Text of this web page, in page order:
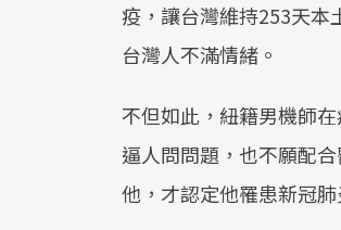
疫，讓台灣維持253天本
台灣人不滿情緒。
不但如此，紐籍男機師
逼人問問題，也不願配
他，才認定他罹患新冠